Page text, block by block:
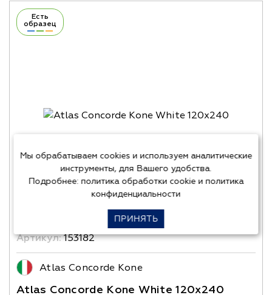
Есть
образец
Артикул:153182
Atlas Concorde Kone
Atlas Concorde Kone White 120x240
Мы обрабатываем cookies и используем аналитические
инструменты, для Вашего удобства.
Подробнее: политика обработки cookieи политика
конфиденциальности
ПРИНЯТЬ